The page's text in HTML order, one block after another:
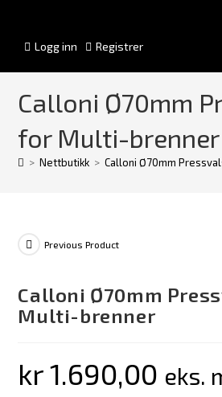
Logg inn Registrer
Calloni Ø70mm
for Multi-brenner
> Nettbutikk > Calloni Ø70mm
Previous Product
Calloni Ø70mm
Multi-brenner
kr1.690,00 eks.